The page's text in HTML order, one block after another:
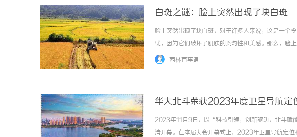
白斑之谜：脸上突然出现了块白斑
脸上突然出现了块白斑，对于许多人来说，这是一个
忧，因为它们破坏了肌肤的均匀性和美感。那么，脸
癜风，是一种慢性的色素脱失性疾病。它通常是由于
西林百事通
华大北斗荣获2023年度卫星导航定
2023年11月9日，以“科技引领，创新驱动，北斗赋
清开幕。在本届大会开幕式上，2023年卫星导航定
温婉灵动，一眼万年！久匠量身定制的眉眼
唇，才是你整张脸的点睛之笔！淡颜系女生的
麻花影视：打造中国喜剧影视的新高
品牌